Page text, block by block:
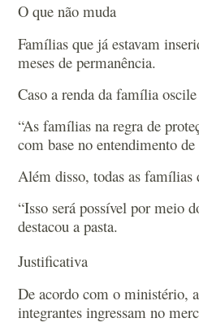
O que não muda
Famílias que já estavam
meses de permanência.
Caso a renda da família
“As famílias na regra de
com base no entendimento
Além disso, todas as famílias
“Isso será possível por meio
destacou a pasta.
Justificativa
De acordo com o ministério,
integrantes ingressam no